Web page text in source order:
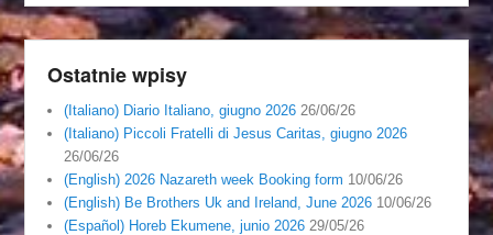
Ostatnie wpisy
(Italiano) Diario Italiano, giugno 2026 26/06/26
(Italiano) Piccoli Fratelli di Jesus Caritas, giugno 2026
26/06/26
(English) 2026 Nazareth week Booking form 10/06/26
(English) Be Brothers Uk and Ireland, June 2026 10/06/26
(Español) Horeb Ekumene, junio 2026 29/05/26